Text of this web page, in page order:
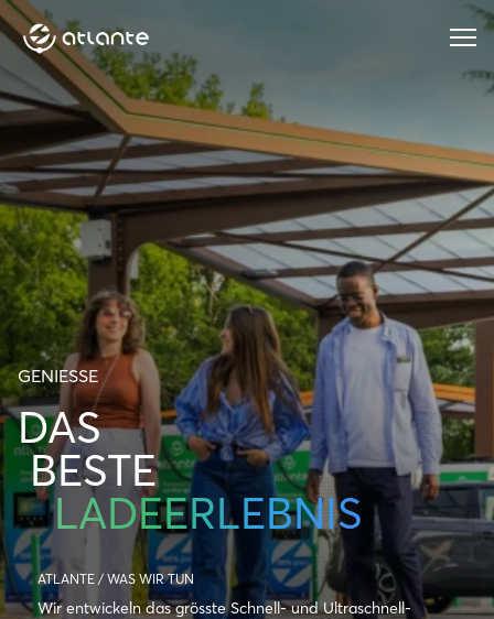
Menu
GENIESSE
DAS
BESTE
LADEERLEBNIS
ATLANTE / WAS WIR TUN
Wir entwickeln das grösste Schnell- und Ultraschnell-